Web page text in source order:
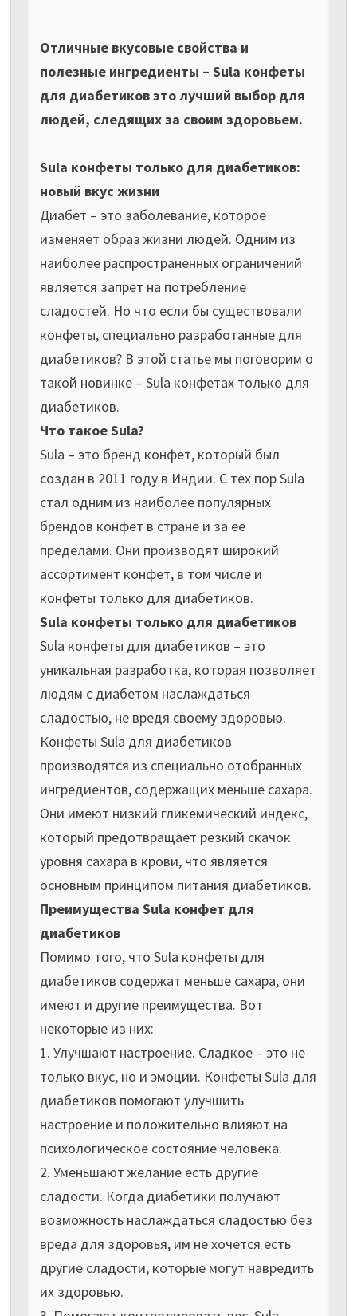
Отличные вкусовые свойства и
полезные ингредиенты – Sula конфеты
для диабетиков это лучший выбор для
людей, следящих за своим здоровьем.
Sula конфеты только для диабетиков:
новый вкус жизни
Диабет – это заболевание, которое
изменяет образ жизни людей. Одним из
наиболее распространенных ограничений
является запрет на потребление
сладостей. Но что если бы существовали
конфеты, специально разработанные для
диабетиков? В этой статье мы поговорим о
такой новинке – Sula конфетах только для
диабетиков.
Что такое Sula?
Sula – это бренд конфет, который был
создан в 2011 году в Индии. С тех пор Sula
стал одним из наиболее популярных
брендов конфет в стране и за ее
пределами. Они производят широкий
ассортимент конфет, в том числе и
конфеты только для диабетиков.
Sula конфеты только для диабетиков
Sula конфеты для диабетиков – это
уникальная разработка, которая позволяет
людям с диабетом наслаждаться
сладостью, не вредя своему здоровью.
Конфеты Sula для диабетиков
производятся из специально отобранных
ингредиентов, содержащих меньше сахара.
Они имеют низкий гликемический индекс,
который предотвращает резкий скачок
уровня сахара в крови, что является
основным принципом питания диабетиков.
Преимущества Sula конфет для
диабетиков
Помимо того, что Sula конфеты для
диабетиков содержат меньше сахара, они
имеют и другие преимущества. Вот
некоторые из них:
1. Улучшают настроение. Сладкое – это не
только вкус, но и эмоции. Конфеты Sula для
диабетиков помогают улучшить
настроение и положительно влияют на
психологическое состояние человека.
2. Уменьшают желание есть другие
сладости. Когда диабетики получают
возможность наслаждаться сладостью без
вреда для здоровья, им не хочется есть
другие сладости, которые могут навредить
их здоровью.